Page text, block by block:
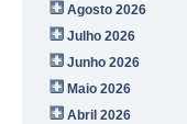
Agosto 2026
Julho 2026
Junho 2026
Maio 2026
Abril 2026